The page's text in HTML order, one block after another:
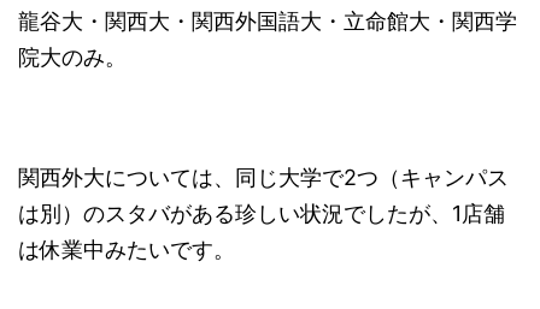
龍谷大・関西大・関西外国語大・立命館大・関西学
院大のみ。
関西外大については、同じ大学で2つ（キャンパス
は別）のスタバがある珍しい状況でしたが、1店舗
は休業中みたいです。